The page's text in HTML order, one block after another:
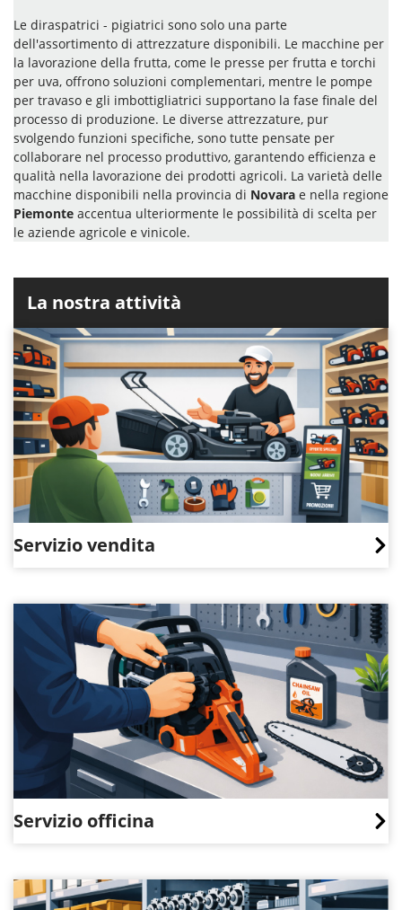
Le diraspatrici - pigiatrici sono solo una parte
dell'assortimento di attrezzature disponibili. Le macchine per
la lavorazione della frutta, come le presse per frutta e torchi
per uva, offrono soluzioni complementari, mentre le pompe
per travaso e gli imbottigliatrici supportano la fase finale del
processo di produzione. Le diverse attrezzature, pur
svolgendo funzioni specifiche, sono tutte pensate per
collaborare nel processo produttivo, garantendo efficienza e
qualità nella lavorazione dei prodotti agricoli. La varietà delle
macchine disponibili nella provincia di Novara e nella regione
Piemonte accentua ulteriormente le possibilità di scelta per
le aziende agricole e vinicole.
La nostra attività
Servizio vendita
Servizio officina